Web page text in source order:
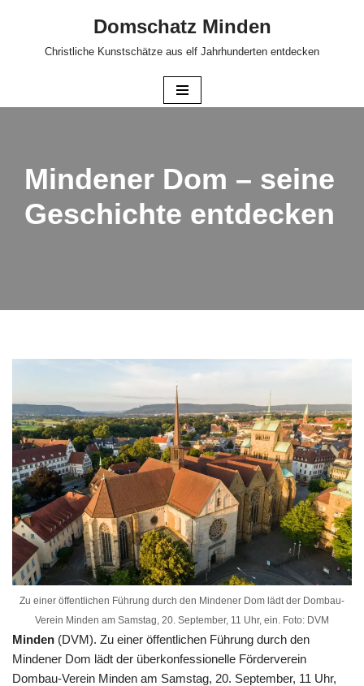
Domschatz Minden
Christliche Kunstschätze aus elf Jahrhunderten entdecken
Mindener Dom – seine
Geschichte entdecken
Zu einer öffentlichen Führung durch den Mindener Dom lädt der Dombau-
Verein Minden am Samstag, 20. September, 11 Uhr, ein. Foto: DVM
Minden (DVM). Zu einer öffentlichen Führung durch den
Mindener Dom lädt der überkonfessionelle Förderverein
Dombau-Verein Minden am Samstag, 20. September, 11 Uhr,